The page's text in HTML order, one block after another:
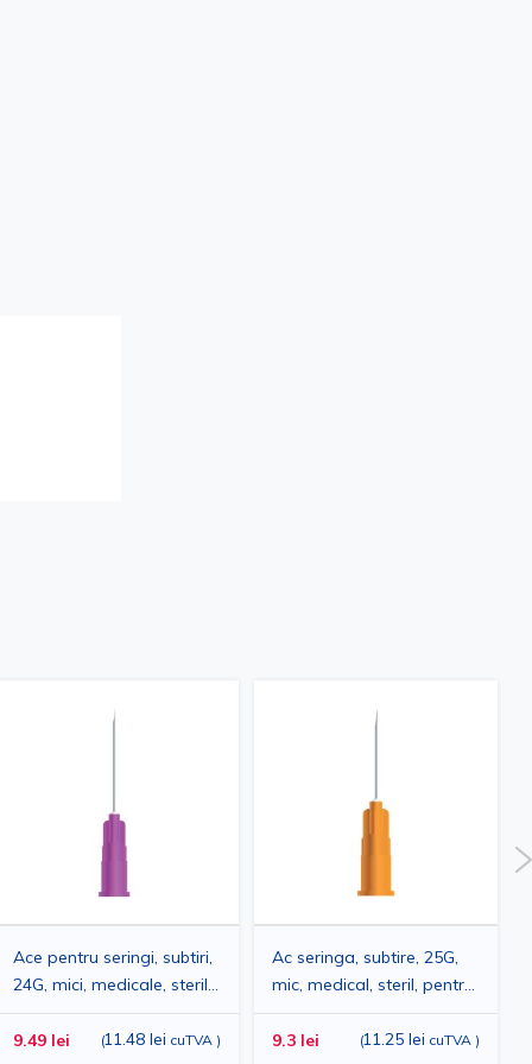
Ace pentru seringi, subtiri,
24G, mici, medicale, sterile,
pentru injectii
intravenoase, hipodermice
9.49 lei (11.48 lei cuTVA )
Ac seringa, subtire, 25G,
mic, medical, steril, pentru
injectii intravenoase,
hipodermice si perfuzii,
9.3 lei (11.25 lei cuTVA )